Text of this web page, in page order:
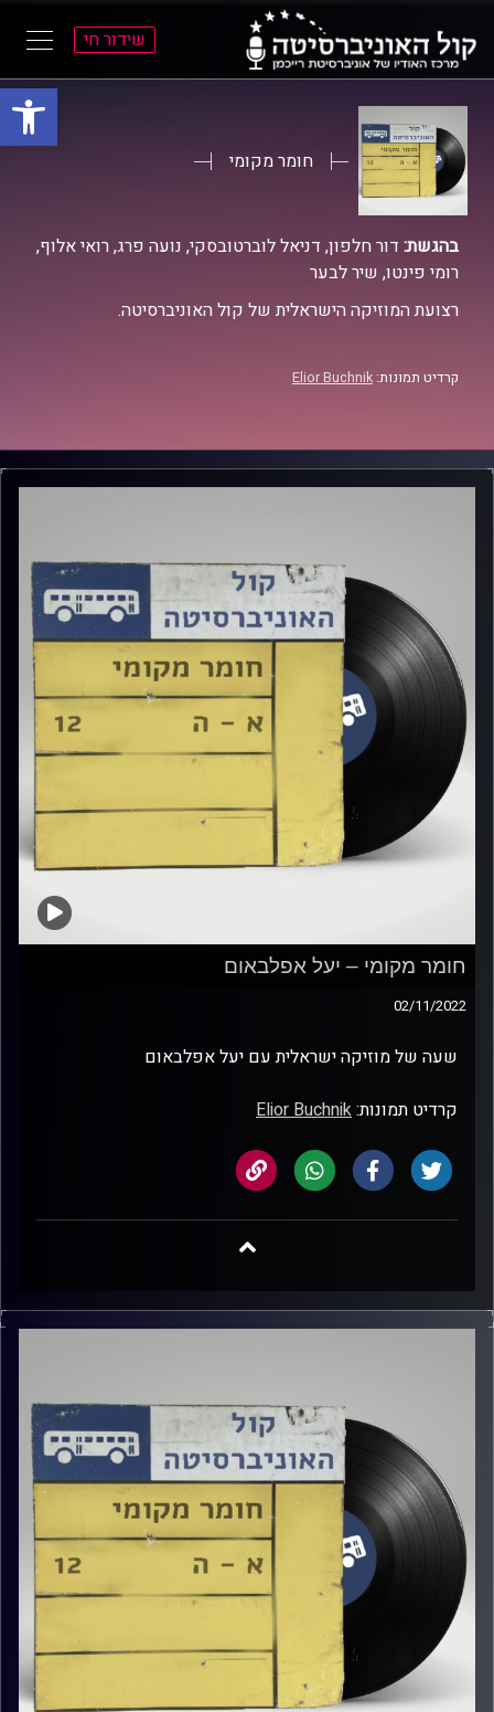
פתח
הראשי
הראשי
שידור חי
חומר מקומי
בהגשת: דור חלפון, דניאל לוברטובסקי, נועה פרג, רואי אלוף,
רומי פינטו, שיר לבער
רצועת המוזיקה הישראלית של קול האוניברסיטה.
קרדיט תמונות: Elior Buchnik
חומר מקומי – יעל אפלבאום
02/11/2022
שעה של מוזיקה ישראלית עם יעל אפלבאום
קרדיט תמונות:Elior Buchnik